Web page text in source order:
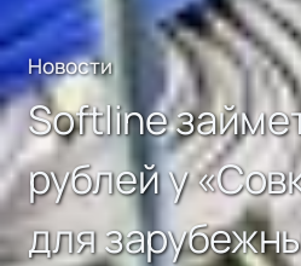
Новости
Softline
рублей у
для